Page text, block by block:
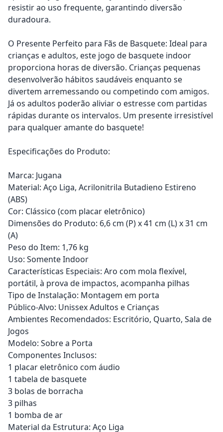
resistir ao uso frequente, garantindo diversão
duradoura.
O Presente Perfeito para Fãs de Basquete: Ideal para
crianças e adultos, este jogo de basquete indoor
proporciona horas de diversão. Crianças pequenas
desenvolverão hábitos saudáveis enquanto se
divertem arremessando ou competindo com amigos.
Já os adultos poderão aliviar o estresse com partidas
rápidas durante os intervalos. Um presente irresistível
para qualquer amante do basquete!
Especificações do Produto:
Marca: Jugana
Material: Aço Liga, Acrilonitrila Butadieno Estireno
(ABS)
Cor: Clássico (com placar eletrônico)
Dimensões do Produto: 6,6 cm (P) x 41 cm (L) x 31 cm
(A)
Peso do Item: 1,76 kg
Uso: Somente Indoor
Características Especiais: Aro com mola flexível,
portátil, à prova de impactos, acompanha pilhas
Tipo de Instalação: Montagem em porta
Público-Alvo: Unissex Adultos e Crianças
Ambientes Recomendados: Escritório, Quarto, Sala de
Jogos
Modelo: Sobre a Porta
Componentes Inclusos:
1 placar eletrônico com áudio
1 tabela de basquete
3 bolas de borracha
3 pilhas
1 bomba de ar
Material da Estrutura: Aço Liga